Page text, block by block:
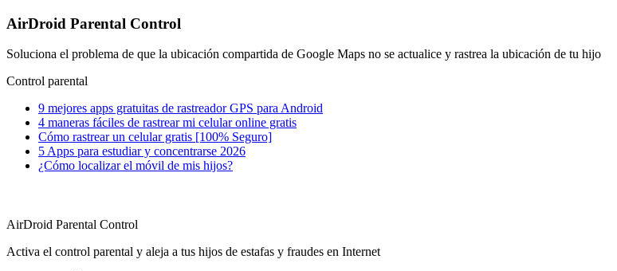
AirDroid Parental Control
Soluciona el problema de que la ubicación compartida de Google Maps no se actualice y rastrea la ubicación de tu hijo
Control parental
9 mejores apps gratuitas de rastreador GPS para Android
4 maneras fáciles de rastrear mi celular online gratis
Cómo rastrear un celular gratis [100% Seguro]
5 Apps para estudiar y concentrarse 2026
¿Cómo localizar el móvil de mis hijos?
AirDroid Parental Control
Activa el control parental y aleja a tus hijos de estafas y fraudes en Internet